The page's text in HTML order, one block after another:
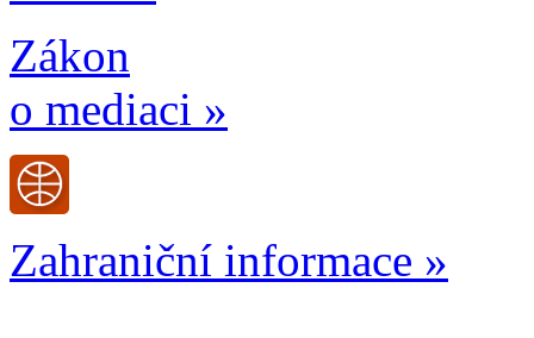
Zákon
o mediaci »
Zahraniční informace »